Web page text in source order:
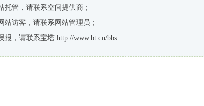
托管，请联系空间提供商；
站访客，请联系网站管理员；
报，请联系宝塔 http://www.bt.cn/bbs